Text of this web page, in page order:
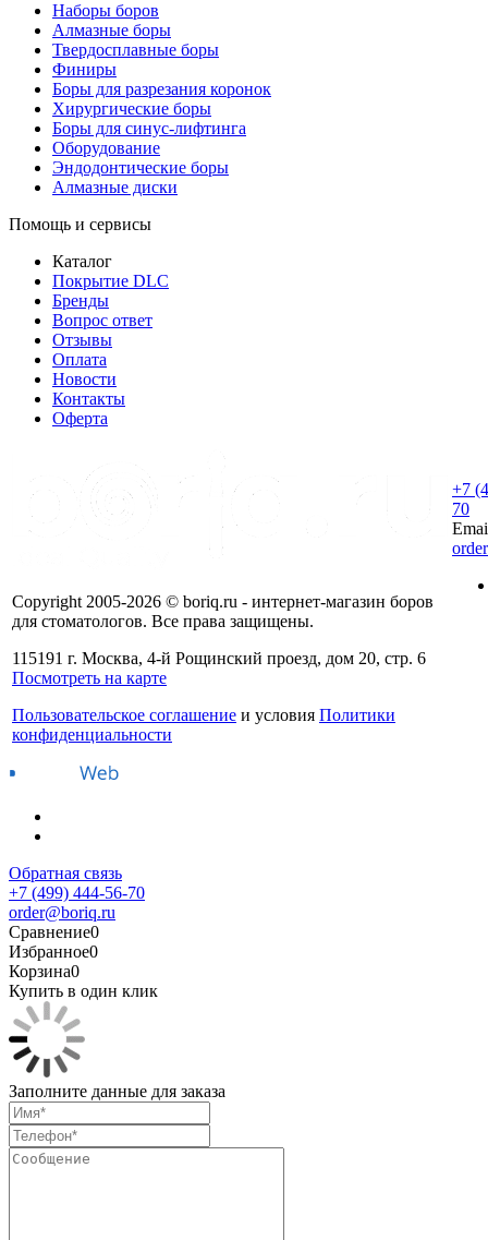
Наборы боров
Алмазные боры
Твердосплавные боры
Финиры
Боры для разрезания коронок
Хирургические боры
Боры для синус-лифтинга
Оборудование
Эндодонтические боры
Алмазные диски
Помощь и сервисы
Каталог
Покрытие DLC
Бренды
Вопрос ответ
Отзывы
Оплата
Новости
Контакты
Оферта
Copyright 2005-2026 © boriq.ru - интернет-магазин боров
для стоматологов. Все права защищены.
115191 г. Москва, 4-й Рощинский проезд, дом 20, стр. 6
Посмотреть на карте
Пользовательское соглашение и условия Политики
конфиденциальности
+7
70
Обратная связь
+7 (499) 444-56-70
order@boriq.ru
Сравнение0
Избранное0
Корзина0
Купить в один клик
Заполните данные для заказа